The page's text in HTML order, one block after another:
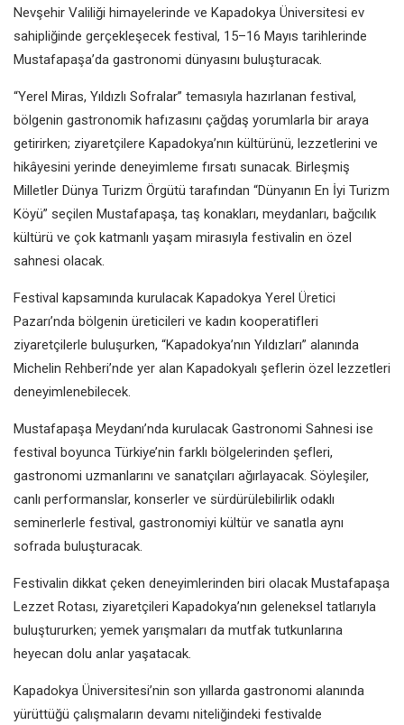
Nevşehir Valiliği himayelerinde ve Kapadokya Üniversitesi ev
sahipliğinde gerçekleşecek festival, 15–16 Mayıs tarihlerinde
Mustafapaşa’da gastronomi dünyasını buluşturacak.
“Yerel Miras, Yıldızlı Sofralar” temasıyla hazırlanan festival,
bölgenin gastronomik hafızasını çağdaş yorumlarla bir araya
getirirken; ziyaretçilere Kapadokya’nın kültürünü, lezzetlerini ve
hikâyesini yerinde deneyimleme fırsatı sunacak. Birleşmiş
Milletler Dünya Turizm Örgütü tarafından “Dünyanın En İyi Turizm
Köyü” seçilen Mustafapaşa, taş konakları, meydanları, bağcılık
kültürü ve çok katmanlı yaşam mirasıyla festivalin en özel
sahnesi olacak.
Festival kapsamında kurulacak Kapadokya Yerel Üretici
Pazarı’nda bölgenin üreticileri ve kadın kooperatifleri
ziyaretçilerle buluşurken, “Kapadokya’nın Yıldızları” alanında
Michelin Rehberi’nde yer alan Kapadokyalı şeflerin özel lezzetleri
deneyimlenebilecek.
Mustafapaşa Meydanı’nda kurulacak Gastronomi Sahnesi ise
festival boyunca Türkiye’nin farklı bölgelerinden şefleri,
gastronomi uzmanlarını ve sanatçıları ağırlayacak. Söyleşiler,
canlı performanslar, konserler ve sürdürülebilirlik odaklı
seminerlerle festival, gastronomiyi kültür ve sanatla aynı
sofrada buluşturacak.
Festivalin dikkat çeken deneyimlerinden biri olacak Mustafapaşa
Lezzet Rotası, ziyaretçileri Kapadokya’nın geleneksel tatlarıyla
buluştururken; yemek yarışmaları da mutfak tutkunlarına
heyecan dolu anlar yaşatacak.
Kapadokya Üniversitesi’nin son yıllarda gastronomi alanında
yürüttüğü çalışmaların devamı niteliğindeki festivalde